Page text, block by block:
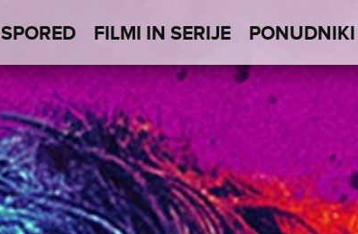
SPORED FILMI IN SERIJE PONUDNIKI